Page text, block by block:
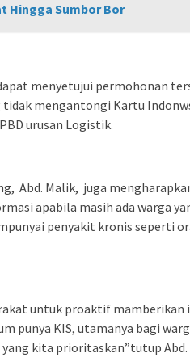
Hingga Sumbor Bor
menyetujui permohonan
mengantongi Kartu
urusan Logistik.
Abd. Malik, juga
apabila masih ada warga
penyakit kronis seperti
untuk proaktif mamberikan
punya KIS, utamanya bagi
kita prioritaskan”tutup Abd.